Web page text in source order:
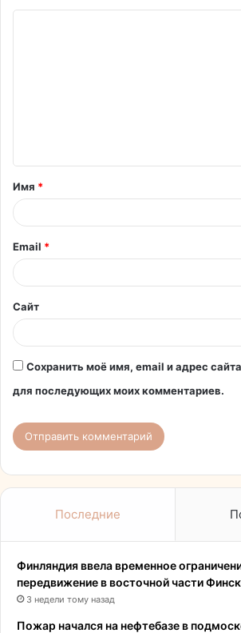
т
а
й
*
Имя *
Email *
Сайт
Сохранить моё имя, email и адрес
для последующих моих комментариев.
Последние
Финляндия ввела временное
передвижение в восточной части
3 недели тому назад
Пожар начался на нефтебазе в